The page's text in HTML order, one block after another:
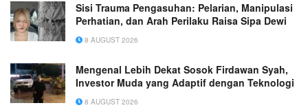
Sisi Trauma Pengasuhan: Pelarian, Manipulasi
Perhatian, dan Arah Perilaku Raisa Sipa Dewi
8 AUGUST 2026
Mengenal Lebih Dekat Sosok Firdawan Syah,
Investor Muda yang Adaptif dengan Teknologi
8 AUGUST 2026